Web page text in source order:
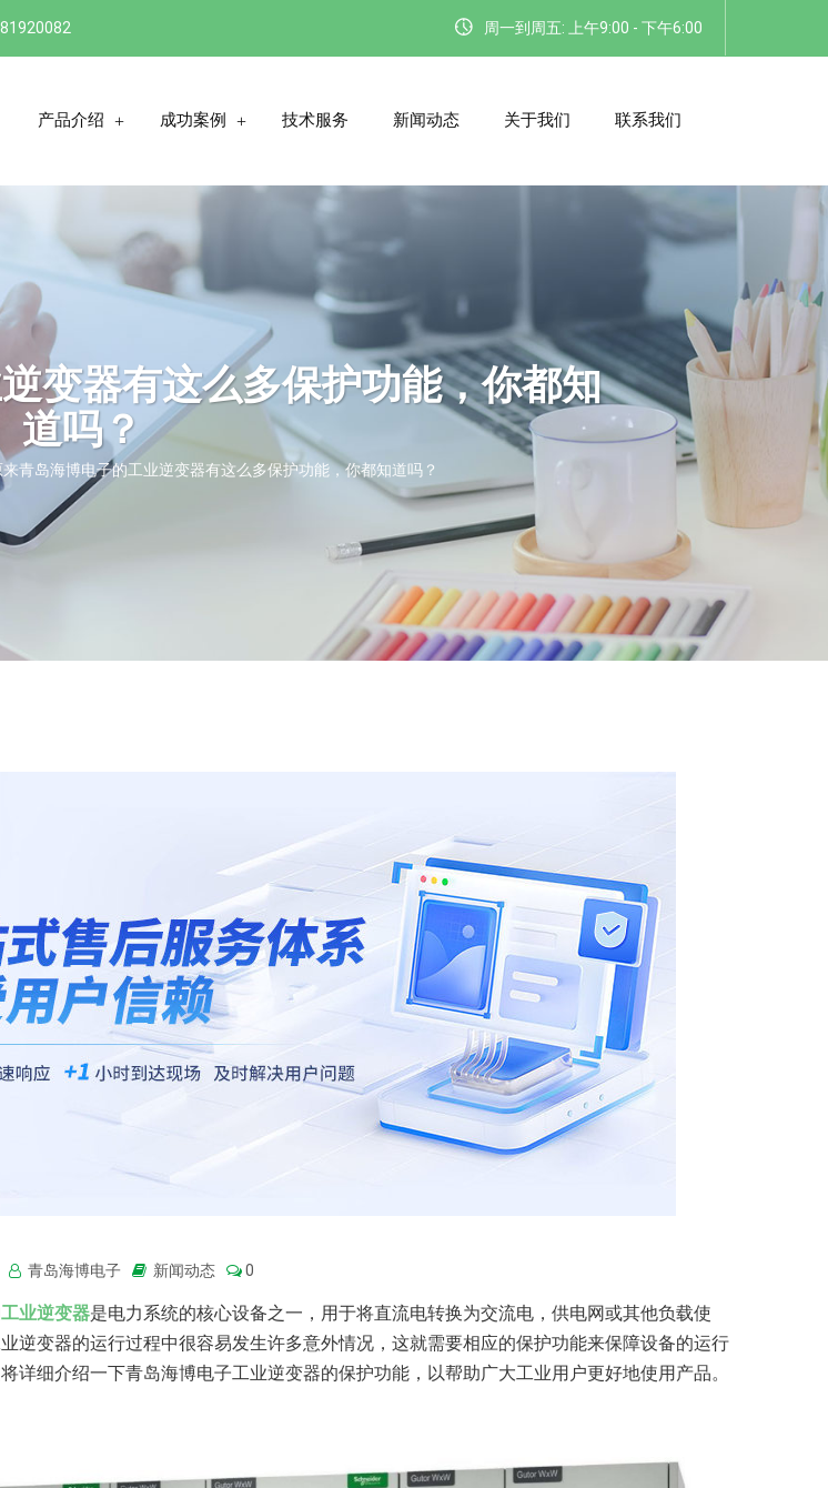
周一到周五: 上午9:00 - 下午6:00
产品介绍 成功案例 技术服务 新闻动态 关于我们 联系我们
变器有这么多保护功能，你都知
道吗？
来青岛海博电子的工业逆变器有这么多保护功能，你都知道吗？
青岛海博电子 新闻动态 0
工业逆变器是电力系统的核心设备之一，用于将直流电转换为交流电，供电网或其他负载使
逆变器的运行过程中很容易发生许多意外情况，这就需要相应的保护功能来保障设备的运行
详细介绍一下青岛海博电子工业逆变器的保护功能，以帮助广大工业用户更好地使用产品。